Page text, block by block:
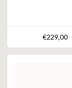
€229,00